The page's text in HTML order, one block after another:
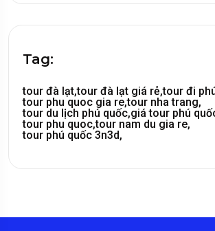
Tag:
tour đà lạt,tour đà lạt giá rẻ,tour đi
tour phu quoc gia re,tour nha trang,
tour du lịch phú quốc,giá tour phú
tour phu quoc,tour nam du gia re,
tour phú quốc 3n3d,